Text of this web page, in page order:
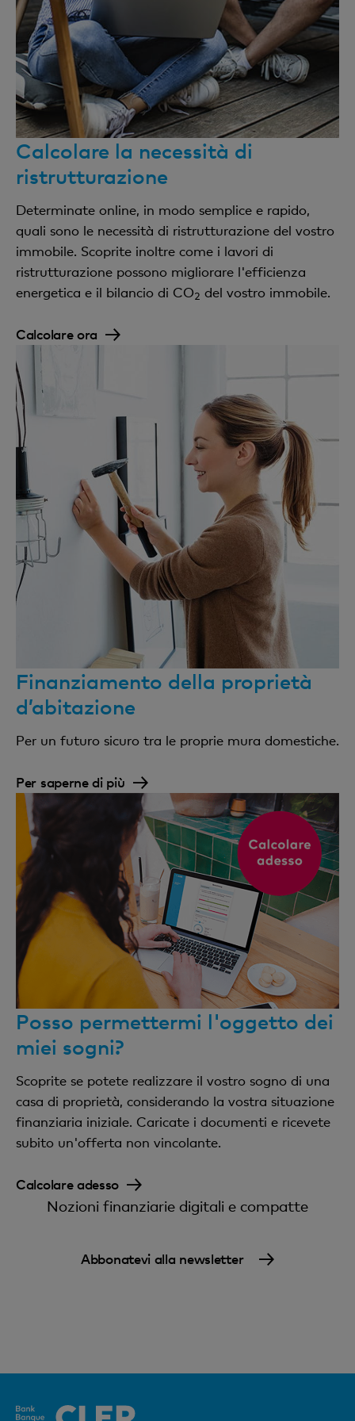
Calcolare la necessità di
ristrutturazione
Determinate online, in modo semplice e rapido,
quali sono le necessità di ristrutturazione del vostro
immobile. Scoprite inoltre come i lavori di
ristrutturazione possono migliorare l'efficienza
energetica e il bilancio di CO2 del vostro immobile.
Calcolare ora
Finanziamento della proprietà
d’abitazione
Per un futuro sicuro tra le proprie mura domestiche.
Per saperne di più
Posso permettermi l'oggetto dei
miei sogni?
Scoprite se potete realizzare il vostro sogno di una
casa di proprietà, considerando la vostra situazione
finanziaria iniziale. Caricate i documenti e ricevete
subito un'offerta non vincolante.
Calcolare adesso
Nozioni finanziarie digitali e compatte
Abbonatevi alla newsletter